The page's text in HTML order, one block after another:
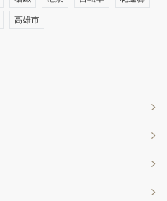
高雄市